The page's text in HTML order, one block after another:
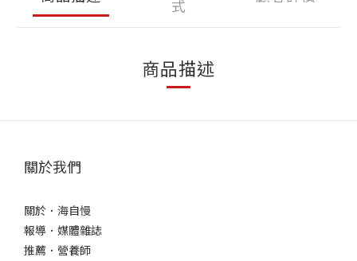
式
商品描述
關於我們
關於．海自慢
報導．媒體雜誌
推薦．營養師